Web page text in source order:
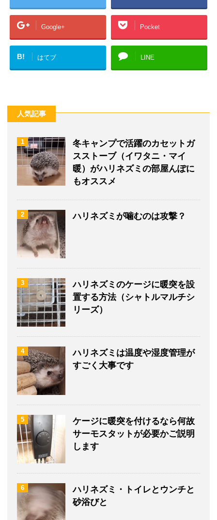
Google+ Pocket
B! はてブ LINE
人気記事
1
冬キャンプで活躍のカセットガ
スストーブ（イワタニ・マイ
暖）がハリネズミの部屋んぽに
もオススメ
2 ハリネズミが噛むのは攻撃？
3
ハリネズミのケージに暖突を設
置する方法（シャトルマルチシ
リーズ）
4
ハリネズミは温度や湿度管理が
すごく大事です
5
ケージに暖突を付けるなら何故
サーモスタットが必要かご説明
します
6
ハリネズミ・トイレとウンチと
砂浴びと